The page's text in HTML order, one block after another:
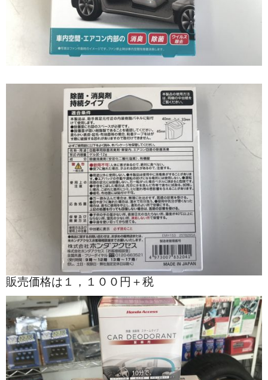
販売価格は１，１００円＋税